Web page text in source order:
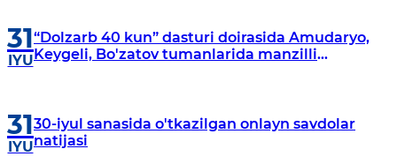
31
IYU
“Dolzarb 40 kun” dasturi doirasida Amudaryo,
Keygeli, Bo'zatov tumanlarida manzilli
31
IYU
30-iyul sanasida o'tkazilgan onlayn savdolar
natijasi